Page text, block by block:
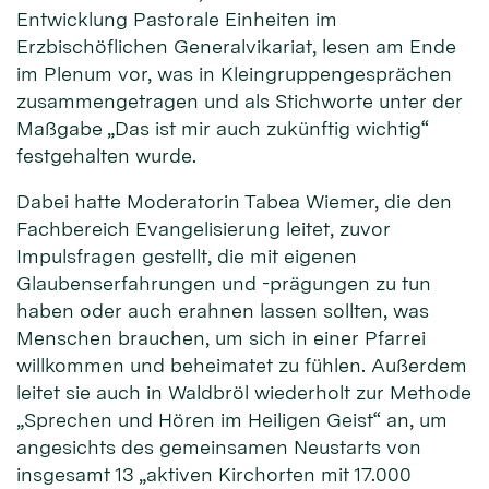
Entwicklung Pastorale Einheiten im
Erzbischöflichen Generalvikariat, lesen am Ende
im Plenum vor, was in Kleingruppengesprächen
zusammengetragen und als Stichworte unter der
Maßgabe „Das ist mir auch zukünftig wichtig“
festgehalten wurde.
Dabei hatte Moderatorin Tabea Wiemer, die den
Fachbereich Evangelisierung leitet, zuvor
Impulsfragen gestellt, die mit eigenen
Glaubenserfahrungen und -prägungen zu tun
haben oder auch erahnen lassen sollten, was
Menschen brauchen, um sich in einer Pfarrei
willkommen und beheimatet zu fühlen. Außerdem
leitet sie auch in Waldbröl wiederholt zur Methode
„Sprechen und Hören im Heiligen Geist“ an, um
angesichts des gemeinsamen Neustarts von
insgesamt 13 „aktiven Kirchorten mit 17.000